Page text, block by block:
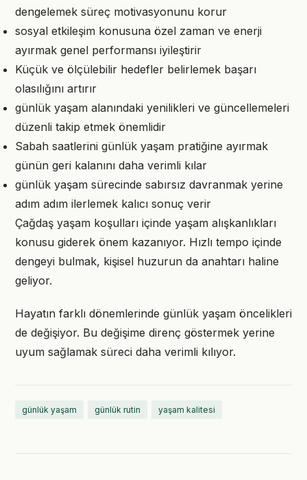
dengelemek süreç motivasyonunu korur
sosyal etkileşim konusuna özel zaman ve enerji
ayırmak genel performansı iyileştirir
Küçük ve ölçülebilir hedefler belirlemek başarı
olasılığını artırır
günlük yaşam alanındaki yenilikleri ve güncellemeleri
düzenli takip etmek önemlidir
Sabah saatlerini günlük yaşam pratiğine ayırmak
günün geri kalanını daha verimli kılar
günlük yaşam sürecinde sabırsız davranmak yerine
adım adım ilerlemek kalıcı sonuç verir
Çağdaş yaşam koşulları içinde yaşam alışkanlıkları
konusu giderek önem kazanıyor. Hızlı tempo içinde
dengeyi bulmak, kişisel huzurun da anahtarı haline
geliyor.
Hayatın farklı dönemlerinde günlük yaşam öncelikleri
de değişiyor. Bu değişime direnç göstermek yerine
uyum sağlamak süreci daha verimli kılıyor.
günlük yaşam günlük rutin yaşam kalitesi